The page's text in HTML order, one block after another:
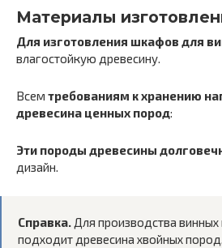
Материалы
Для изготовления шкафов для
влагостойкую древесину.
Всем требованиям к хранению
древесина ценных пород:
Эти породы древесины
дизайн.
Справка. Для производства
подходит древесина хвойных